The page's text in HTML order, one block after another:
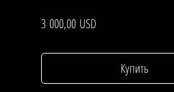
3 000,00 USDЦена
Купить